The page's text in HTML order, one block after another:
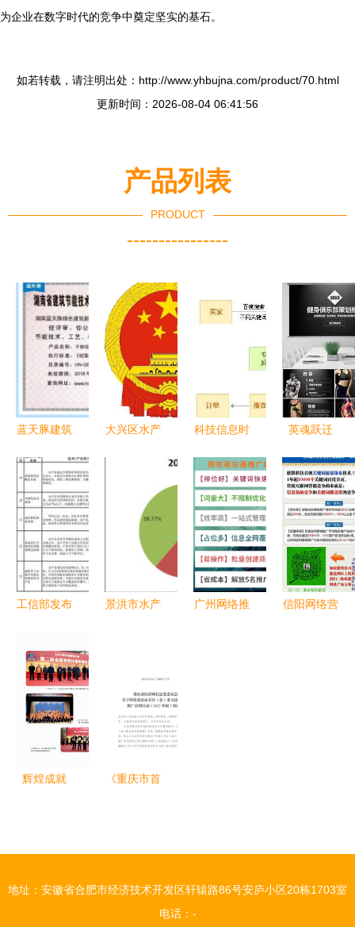
为企业在数字时代的竞争中奠定坚实的基石。
如若转载，请注明出处：http://www.yhbujna.com/product/70.html
更新时间：2026-08-04 06:41:56
产品列表
PRODUCT
----------------
蓝天豚建筑
热涂料获官
方认可，列
入湖南节能
产品推广目
录
大兴区水产
实践与成效
科技信息时
广人工智能
技术的战略
与实践
英魂跃迁
商业星辰的
精话狂想
工信部发布
励推广应用
的技术和产
品目录
（2016-
2017年
本）助力行
景洪市水产
部门决算公
开报告
广州网络推
信阳网络营
辉煌成就
技术推广）
《重庆市首
版)》技术
地址：安徽省合肥市经济技术开发区轩辕路86号安庐小区20栋1703室
电话：-